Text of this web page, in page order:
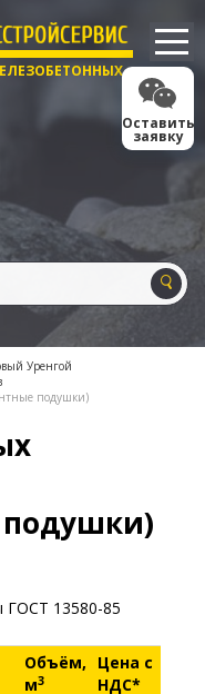
Оставить
заявку
Уренгой
подушки)
ГОСТ 13580-85
Объём,
м3
Цена с
НДС*